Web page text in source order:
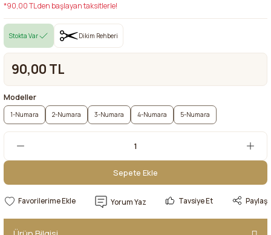
*90,00 TL den başlayan taksitlerle!
Stokta Var Dikim Rehberi
90,00 TL
Modeller
1-Numara 2-Numara 3-Numara 4-Numara 5-Numara
Sepete Ekle
Sepete Ekle
Yorum Yaz Tavsiye Et Paylaş